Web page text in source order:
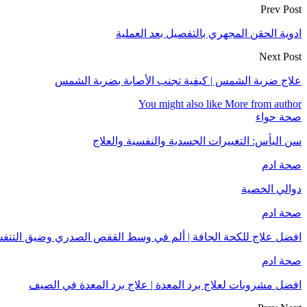
Prev Post
ادوية الحقن المجهري بالتفصيل بعد العملية
Next Post
علاج ضربة الشمس | كيفية تجنب الأصابة بضربة الشمس
You might also like More from author
صحة حواء
سن اليأس: التغييرات الجسدية والنفسية والعلاج
صحة ادم
دوالي الخصية
صحة ادم
افضل علاج للكحة الجافة | ألم في وسط القفص الصدري وضيق
صحة ادم
افضل مشروبات لعلاج برد المعدة | علاج برد المعدة في الصيف